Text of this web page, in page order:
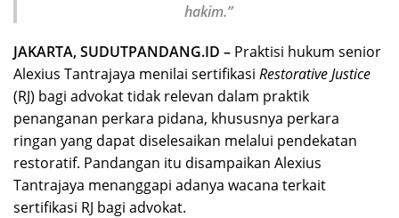
hakim.”
JAKARTA, SUDUTPANDANG.ID – Praktisi hukum senior
Alexius Tantrajaya menilai sertifikasi Restorative Justice
(RJ) bagi advokat tidak relevan dalam praktik
penanganan perkara pidana, khususnya perkara
ringan yang dapat diselesaikan melalui pendekatan
restoratif. Pandangan itu disampaikan Alexius
Tantrajaya menanggapi adanya wacana terkait
sertifikasi RJ bagi advokat.